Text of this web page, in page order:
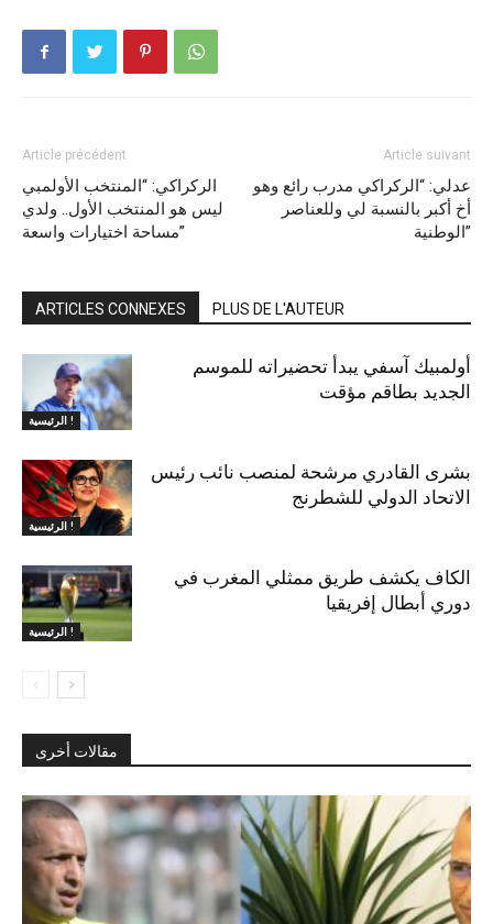
Article précédent
الركراكي: “المنتخب الأولمبي
ليس هو المنتخب الأول.. ولدي
مساحة اختيارات واسعة”
Article suivant
عدلي: “الركراكي مدرب رائع وهو
أخ أكبر بالنسبة لي وللعناصر
الوطنية”
ARTICLES CONNEXES PLUS DE L'AUTEUR
الرئيسية !
أولمبيك آسفي يبدأ تحضيراته للموسم
الجديد بطاقم مؤقت
الرئيسية !
بشرى القادري مرشحة لمنصب نائب رئيس
الاتحاد الدولي للشطرنج
الرئيسية !
الكاف يكشف طريق ممثلي المغرب في
دوري أبطال إفريقيا
مقالات أخرى